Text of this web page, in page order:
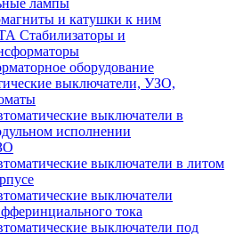
лампы
и катушки к ним
Стабилизаторы и
оборудование
выключатели, УЗО,
выключатели в
исполнении
выключатели в литом
выключатели
тока
выключатели под